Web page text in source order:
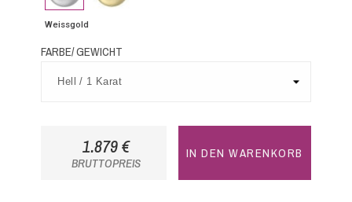
Weissgold
FARBE/ GEWICHT
1.879 €
BRUTTOPREIS
IN DEN WARENKORB